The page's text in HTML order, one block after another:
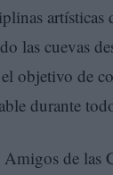
artísticas
las cuevas
objetivo de
durante
de las